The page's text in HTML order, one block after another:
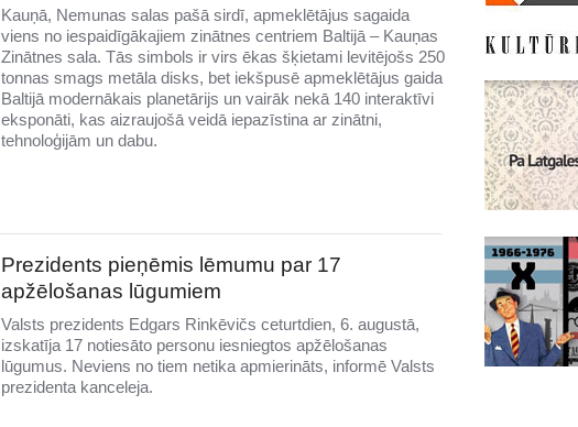
Kauņā, Nemunas salas pašā sirdī, apmeklētājus sagaida
viens no iespaidīgākajiem zinātnes centriem Baltijā – Kauņas
Zinātnes sala. Tās simbols ir virs ēkas šķietami levitējošs 250
tonnas smags metāla disks, bet iekšpusē apmeklētājus gaida
Baltijā modernākais planetārijs un vairāk nekā 140 interaktīvi
eksponāti, kas aizraujošā veidā iepazīstina ar zinātni,
tehnoloģijām un dabu.
Prezidents pieņēmis lēmumu par 17
apžēlošanas lūgumiem
Valsts prezidents Edgars Rinkēvičs ceturtdien, 6. augustā,
izskatīja 17 notiesāto personu iesniegtos apžēlošanas
lūgumus. Neviens no tiem netika apmierināts, informē Valsts
prezidenta kanceleja.